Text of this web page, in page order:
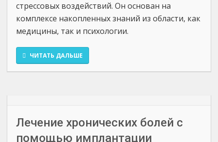
стрессовых воздействий. Он основан на
комплексе накопленных знаний из области, как
медицины, так и психологии.
ЧИТАТЬ ДАЛЬШЕ
Лечение хронических болей с
помощью имплантации